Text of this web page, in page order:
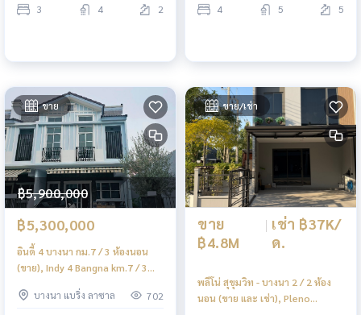
3 4 2 4 5 5
ขาย
฿5,900,000
฿5,300,000
อินดี้ 4 บางนา กม.7 / 3 ห้องนอน
(ขาย), Indy 4 Bangna km.7 / 3
บางนา แบริ่ง ลาซาล
702
ขาย/เช่า
ขาย
฿4.8M
| เช่า ฿37K/
ด.
พลีโน่ สุขุมวิท - บางนา 2 / 2 ห้อง
นอน (ขาย และ เช่า), Pleno